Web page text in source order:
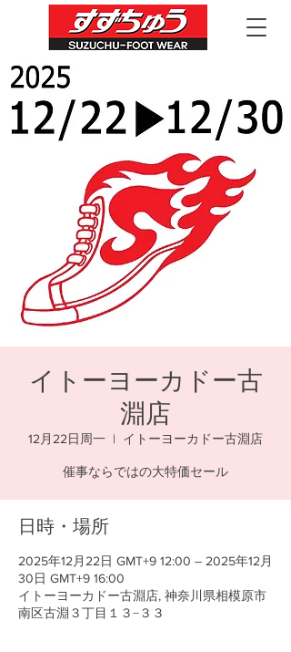
イトーヨーカドー古
淵店
12月22日周一
  |
イトーヨーカドー古淵店
催事ならではの大特価セール
日時・場所
2025年12月22日 GMT+9 12:00 – 2025年12月
30日 GMT+9 16:00
イトーヨーカドー古淵店, 神奈川県相模原市
南区古淵３丁目１３−３３